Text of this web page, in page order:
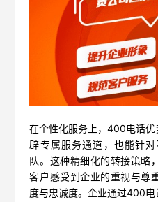
在个性化服务上，400电话
辟专属服务通道，也能针
队。这种精细化的转接策略
客户感受到企业的重视与尊
度与忠诚度。企业通过400